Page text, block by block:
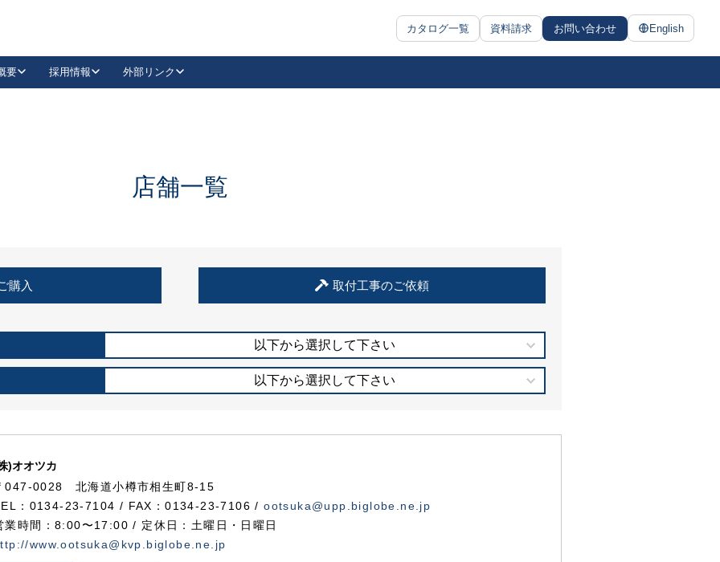
カタログ一覧 資料請求 お問い合わせ English
抗ウイルス・抗菌製品
要 採用情報 外部リンク
LinkedIn
住宅使用部材標準化推進協議会
店舗一覧
購入 取付工事のご依頼
以下から選択して下さい
以下から選択して下さい
)オオツカ
047-0028 北海道小樽市相生町8-15
：0134-23-7104 / FAX：0134-23-7106 /ootsuka@upp.biglobe.ne.jp
業時間：8:00〜17:00 / 定休日：土曜日・日曜日
www.ootsuka@kvp.biglobe.ne.jp